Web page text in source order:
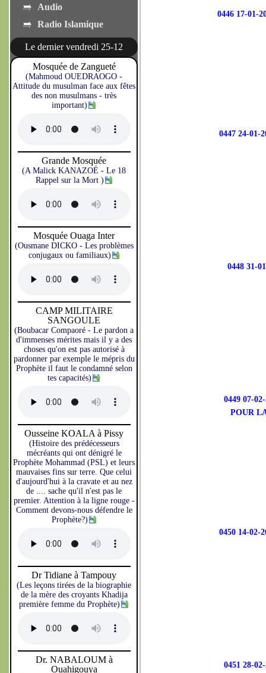
Audio
Radio Islamique
Le dernier vendredi 25-12
Mosquée de Zangueté
(Mahmoud OUEDRAOGO -
Attitude du musulman face aux fêtes
des non musulmans - très
important)
Grande Mosquée
(A Malick KANAZOÉ - Le 18
Rappel sur la Mort )
Mosquée Ouaga Inter
(Ousmane DICKO - Les problèmes
conjugaux ou familiaux)
CAMP MILITAIRE
SANGOULE
(Boubacar Compaoré - Le pardon a
d'immenses mérites mais il y a des
choses qu'on est pas autorisé à
pardonner par exemple le mépris du
Prophète il faut le condamné selon
tes capacités)
Ousseine KOALA à Pissy
(Histoire des prédécesseurs
mécréants qui ont dénigré le
Prophète Mohammad (PSL) et leurs
mauvaises fins sur terre. Que celui
d'aujourd'hui à la cravate et au nez
de .... sache qu'il n'est pas le
premier. Attention à la ligne rouge -
Comment devons-nous défendre le
Prophète?)
Dr Tidiane à Tampouy
(Les leçons tirées de la biographie
de la mère des croyants Khadija
première femme du Prophète)
Dr. NABALOUM à
Ouahigouya
0446 17-01-
0447 24-
0448 31-
0449 07-
POUR
0450 14-
0451 28-